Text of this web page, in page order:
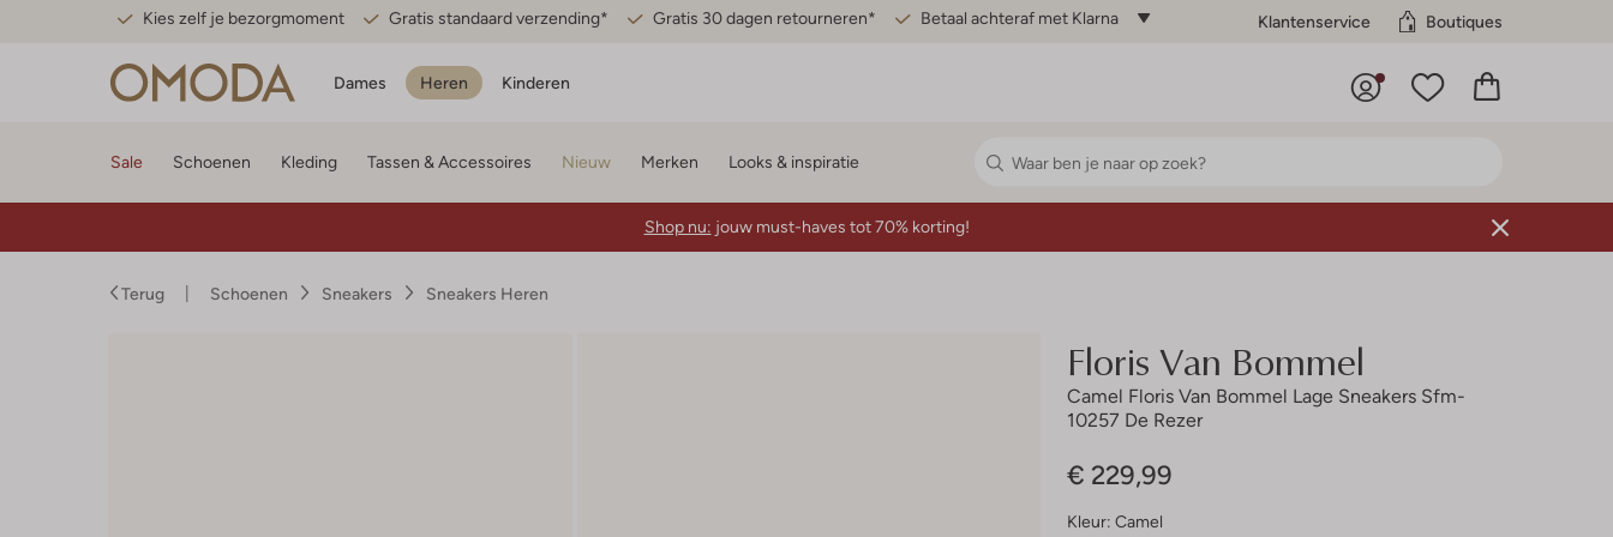
Kies zelf je bezorgmoment Gratis standaard verzending* Gratis 30 dagen retourneren* Betaal achteraf met Klarna Klantenservice Boutiques
Dames Heren Kinderen
Sale Schoenen Kleding Tassen & Accessoires Nieuw Merken Looks & inspiratie
Shop nu: jouw must-haves tot 70% korting!
Terug Schoenen Sneakers Sneakers Heren
Floris Van Bommel
Camel Floris Van Bommel Lage Sneakers Sfm-
10257 De Rezer
€ 229,99
Kleur: Camel